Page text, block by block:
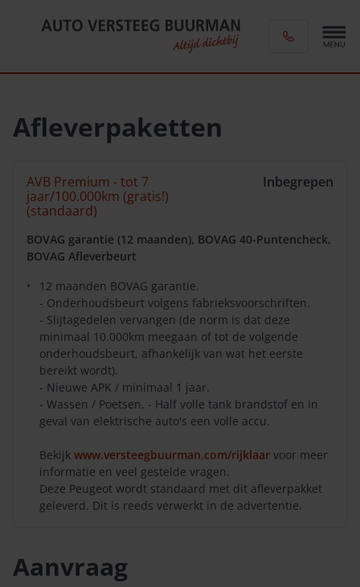
Afleverpaketten
AVB Premium - tot 7
jaar/100.000km (gratis!)
(standaard)
Inbegrepen
BOVAG garantie (12 maanden), BOVAG 40-Puntencheck,
BOVAG Afleverbeurt
12 maanden BOVAG garantie.
- Onderhoudsbeurt volgens fabrieksvoorschriften.
- Slijtagedelen vervangen (de norm is dat deze
minimaal 10.000km meegaan of tot de volgende
onderhoudsbeurt, afhankelijk van wat het eerste
bereikt wordt).
- Nieuwe APK / minimaal 1 jaar.
- Wassen / Poetsen. - Half volle tank brandstof en in
geval van elektrische auto's een volle accu.
Bekijk www.versteegbuurman.com/rijklaar voor meer
informatie en veel gestelde vragen.
Deze Peugeot wordt standaard met dit afleverpakket
geleverd. Dit is reeds verwerkt in de advertentie.
Aanvraag